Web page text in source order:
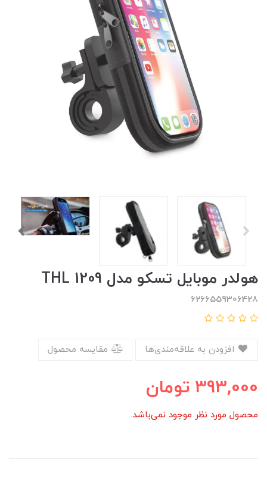
هولدر موبایل تسکو مدل THL 1209
6266559306428
مقایسه محصول
393,000 تومان
محصول مورد نظر موجود نمی‌باشد.